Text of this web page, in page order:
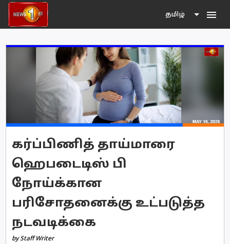
தமிழ் menu
கர்ப்பிணித் தாய்மாரை
ஹெபடைடிஸ் பி
நோய்க்கான
பரிசோதனைக்கு உட்படுத்த
நடவடிக்கை
by Staff Writer